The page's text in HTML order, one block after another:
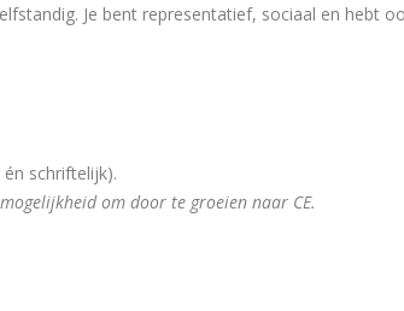
Je bent representatief, sociaal en hebt
schriftelijk).
om door te groeien naar CE.